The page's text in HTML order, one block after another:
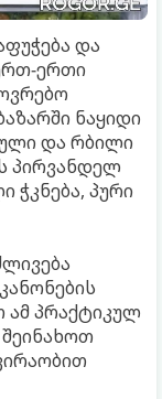
და
ერთი
ნაყიდი
და რბილი
პირვანდელ
ჭკნება, პური
ამ პრაქტიკულ